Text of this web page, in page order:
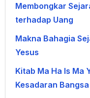
Membongkar
terhadap Uang
Makna Bahagia
Yesus
Kitab Ma Ha Is Ma
Kesadaran Bangsa